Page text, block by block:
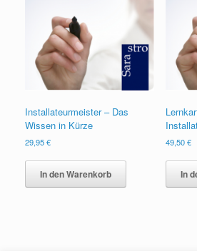
Installateurmeister – Das
Wissen in Kürze
29,95€
In den Warenkorb
49,50€
In